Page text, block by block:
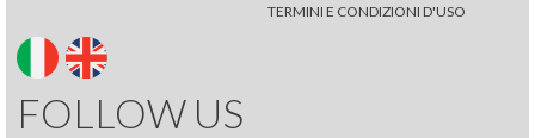
TERMINI E CONDIZIONI D'USO
FOLLOW US